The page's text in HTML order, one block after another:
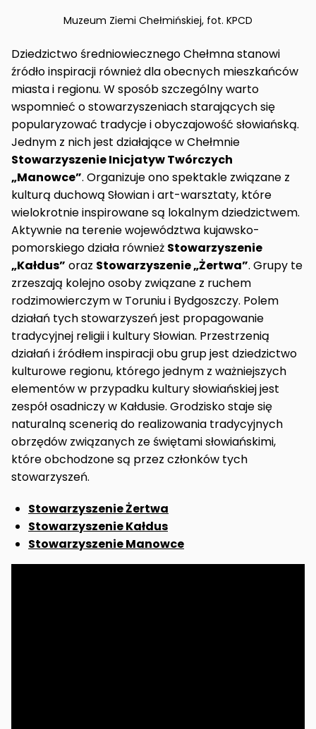
Muzeum Ziemi Chełmińskiej, fot. KPCD
Dziedzictwo średniowiecznego Chełmna stanowi
źródło inspiracji również dla obecnych mieszkańców
miasta i regionu. W sposób szczególny warto
wspomnieć o stowarzyszeniach starających się
popularyzować tradycje i obyczajowość słowiańską.
Jednym z nich jest działające w Chełmnie
Stowarzyszenie Inicjatyw Twórczych
„Manowce”. Organizuje ono spektakle związane z
kulturą duchową Słowian i art-warsztaty, które
wielokrotnie inspirowane są lokalnym dziedzictwem.
Aktywnie na terenie województwa kujawsko-
pomorskiego działa również Stowarzyszenie
„Kałdus” oraz Stowarzyszenie „Żertwa”. Grupy te
zrzeszają kolejno osoby związane z ruchem
rodzimowierczym w Toruniu i Bydgoszczy. Polem
działań tych stowarzyszeń jest propagowanie
tradycyjnej religii i kultury Słowian. Przestrzenią
działań i źródłem inspiracji obu grup jest dziedzictwo
kulturowe regionu, którego jednym z ważniejszych
elementów w przypadku kultury słowiańskiej jest
zespół osadniczy w Kałdusie. Grodzisko staje się
naturalną scenerią do realizowania tradycyjnych
obrzędów związanych ze świętami słowiańskimi,
które obchodzone są przez członków tych
stowarzyszeń.
Stowarzyszenie Żertwa
Stowarzyszenie Kałdus
Stowarzyszenie Manowce